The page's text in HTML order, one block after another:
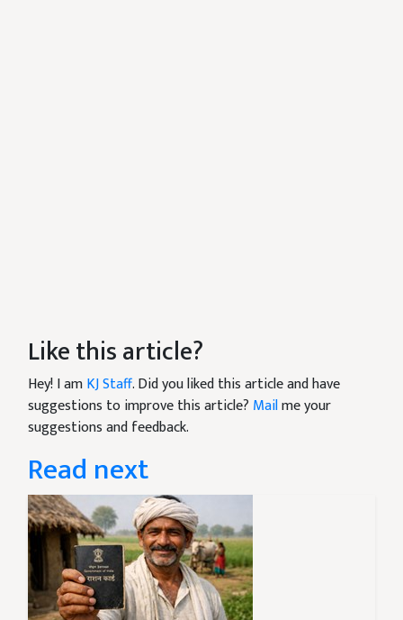
Like this article?
Hey! I amKJ Staff. Did you liked this article and have
suggestions to improve this article? Mailme your
suggestions and feedback.
Read next